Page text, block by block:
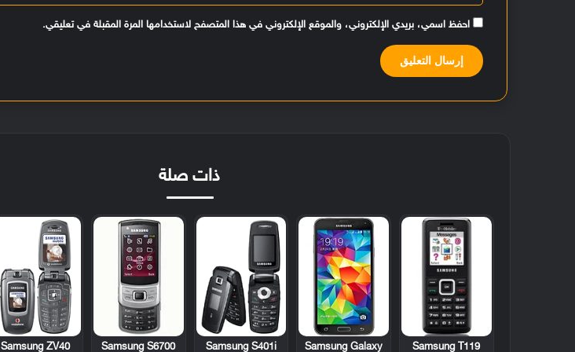
احفظ اسمي، بريدي الإلكتروني، والموقع الإلكتروني في هذا المتصفح لاستخدامها المرة المقبلة في تعليقي.
ذات صلة
Samsung T119
Samsung Galaxy
Samsung S401i
Samsung S6700
Samsung ZV40